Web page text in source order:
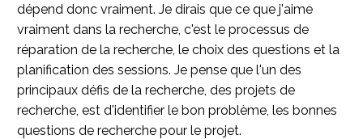
dépend donc vraiment. Je dirais que ce que j'aime
vraiment dans la recherche, c'est le processus de
réparation de la recherche, le choix des questions et la
planification des sessions. Je pense que l'un des
principaux défis de la recherche, des projets de
recherche, est d'identifier le bon problème, les bonnes
questions de recherche pour le projet.